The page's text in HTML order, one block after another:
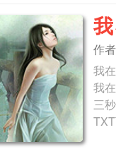
载
作者
我
我
三秒记